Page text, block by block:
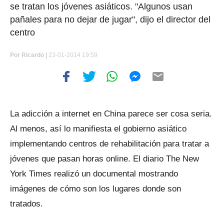
se tratan los jóvenes asiáticos. "Algunos usan
pañales para no dejar de jugar", dijo el director del
centro
Por Ricardo | 23-01-2014 19:59
La adicción a internet en China parece ser cosa seria.
Al menos, así lo manifiesta el gobierno asiático
implementando centros de rehabilitación para tratar a
jóvenes que pasan horas online. El diario The New
York Times realizó un documental mostrando
imágenes de cómo son los lugares donde son
tratados.